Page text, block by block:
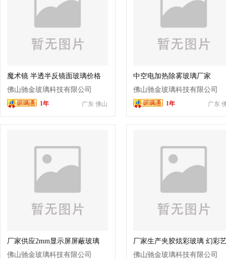
魔术镜 半透半反镜面玻璃价格
佛山驰金玻璃科技有限公司
广东 佛山
1年
中空电加热除雾玻璃厂家
佛山驰金玻璃科技有限公司
广东
1年
厂家供应2mm显示屏屏蔽玻璃
高透电子屏蔽玻璃 生产定制
佛山驰金玻璃科技有限公司
厂家生产夹胶炫彩玻璃 幻彩
玻璃 批发定做
佛山驰金玻璃科技有限公司